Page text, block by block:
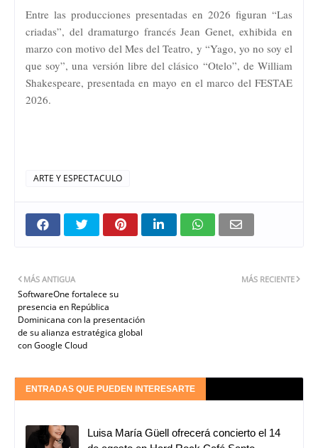
Entre las producciones presentadas en 2026 figuran “Las
criadas”, del dramaturgo francés Jean Genet, exhibida en
marzo con motivo del Mes del Teatro, y “Yago, yo no soy el
que soy”, una versión libre del clásico “Otelo”, de William
Shakespeare, presentada en mayo en el marco del FESTAE
2026.
ARTE Y ESPECTACULO
MÁS RECIENTE
MÁS ANTIGUA
SoftwareOne fortalece su
presencia en República
Dominicana con la presentación
de su alianza estratégica global
con Google Cloud
ENTRADAS QUE PUEDEN INTERESARTE
Luisa María Güell ofrecerá concierto el 14